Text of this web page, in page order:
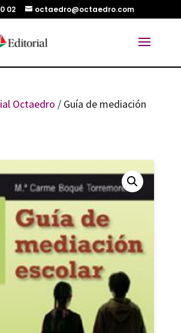
02 octaedro@octaedro.com
Octaedro / Guía de mediación